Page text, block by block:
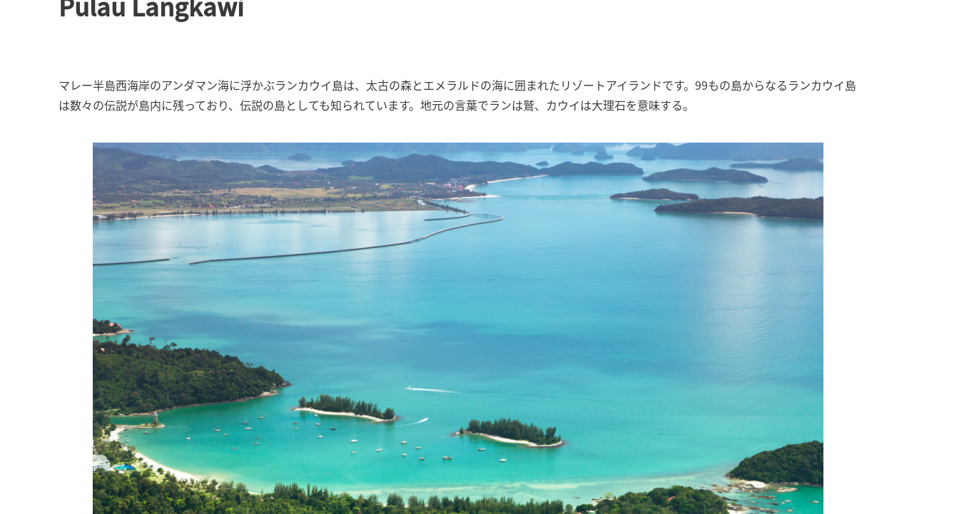
マレー半島西海岸のアンダマン海に浮かぶランカウイ島は、太古の森とエメラルドの海に囲まれたリゾートアイランドです。99もの島からなるランカウイ島
は数々の伝説が島内に残っており、伝説の島としても知られています。地元の言葉でランは鷲、カウイは大理石を意味する。